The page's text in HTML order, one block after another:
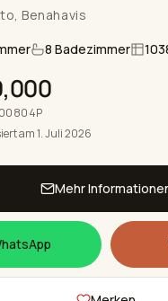
Benahavis
8 Badezimmer
am 1. Juli 2026
Mehr